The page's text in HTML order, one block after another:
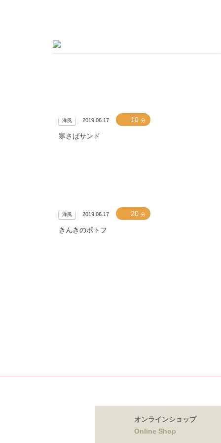
洋風 2019.06.17 10 分
寒さばサンド
洋風 2019.06.17 20 分
きんきのポトフ
オンラインショップ
Online Shop